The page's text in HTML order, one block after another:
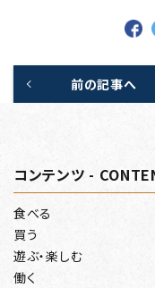
前の記事へ
コンテンツ -
食べる
買う
遊ぶ・楽しむ
働く